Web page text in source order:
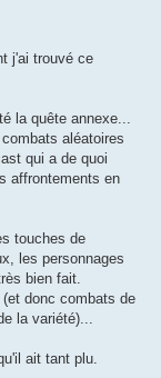
j'ai trouvé ce
la quête annexe...
aléatoires
qui a de quoi
affrontements en
touches de
les personnages
bien fait.
donc combats de
la variété)...
ait tant plu.